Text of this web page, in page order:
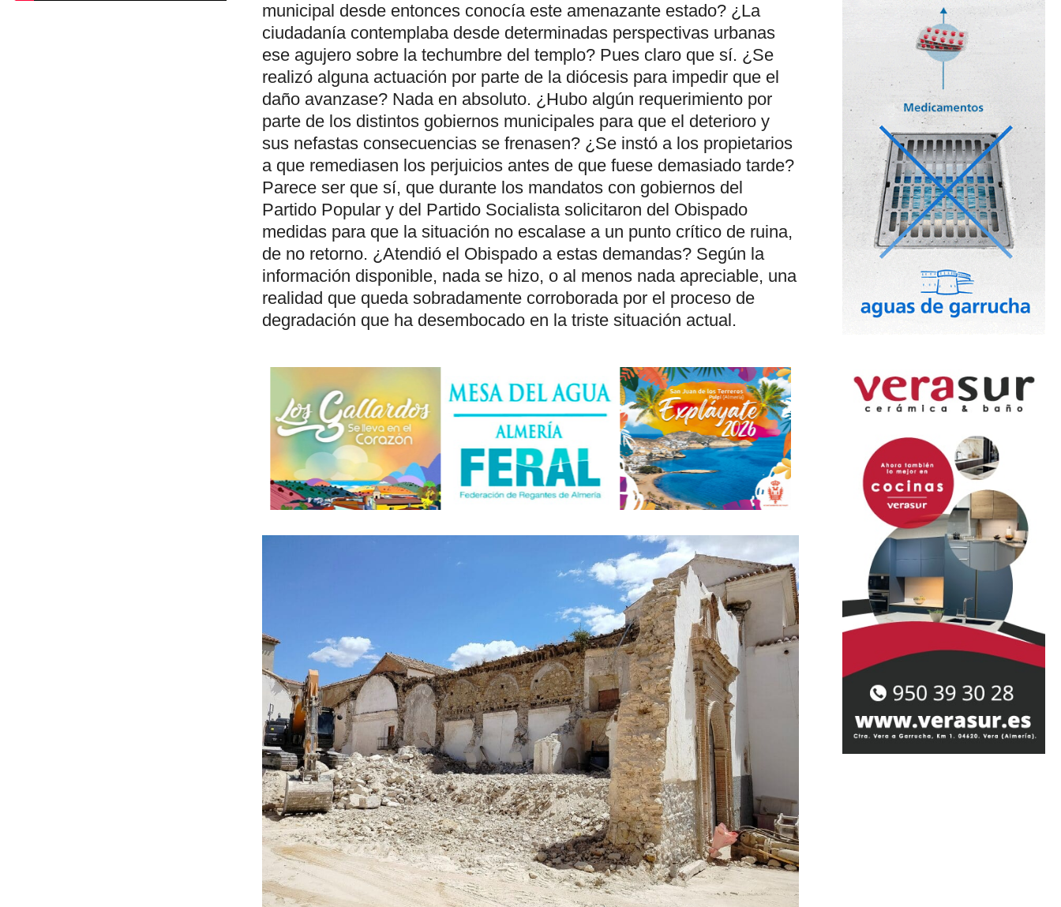
municipal desde entonces conocía este amenazante estado? ¿La
ciudadanía contemplaba desde determinadas perspectivas urbanas
ese agujero sobre la techumbre del templo? Pues claro que sí. ¿Se
realizó alguna actuación por parte de la diócesis para impedir que el
daño avanzase? Nada en absoluto. ¿Hubo algún requerimiento por
parte de los distintos gobiernos municipales para que el deterioro y
sus nefastas consecuencias se frenasen? ¿Se instó a los propietarios
a que remediasen los perjuicios antes de que fuese demasiado tarde?
Parece ser que sí, que durante los mandatos con gobiernos del
Partido Popular y del Partido Socialista solicitaron del Obispado
medidas para que la situación no escalase a un punto crítico de ruina,
de no retorno. ¿Atendió el Obispado a estas demandas? Según la
información disponible, nada se hizo, o al menos nada apreciable, una
realidad que queda sobradamente corroborada por el proceso de
degradación que ha desembocado en la triste situación actual.